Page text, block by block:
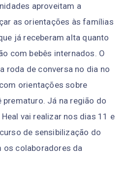
aproveitam a
as orientações às famílias
já receberam alta quanto
com bebês internados. O
roda de conversa no dia no
orientações sobre
prematuro. Já na região do
vai realizar nos dias 11 e
de sensibilização do
os colaboradores da